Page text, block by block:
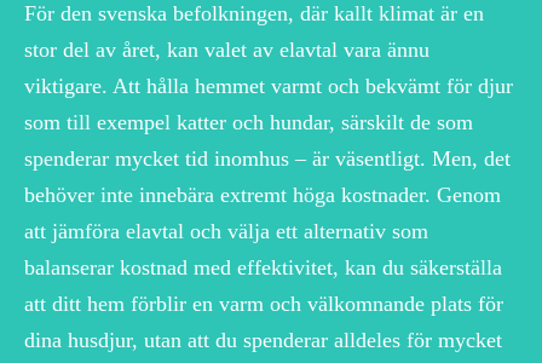
För den svenska befolkningen, där kallt klimat är en
stor del av året, kan valet av elavtal vara ännu
viktigare. Att hålla hemmet varmt och bekvämt för djur
som till exempel katter och hundar, särskilt de som
spenderar mycket tid inomhus – är väsentligt. Men, det
behöver inte innebära extremt höga kostnader. Genom
att jämföra elavtal och välja ett alternativ som
balanserar kostnad med effektivitet, kan du säkerställa
att ditt hem förblir en varm och välkomnande plats för
dina husdjur, utan att du spenderar alldeles för mycket